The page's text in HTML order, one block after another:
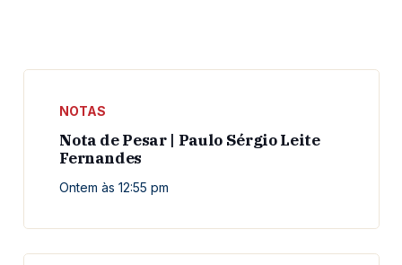
NOTAS
Nota de Pesar | Paulo Sérgio Leite
Fernandes
Ontem às 12:55 pm